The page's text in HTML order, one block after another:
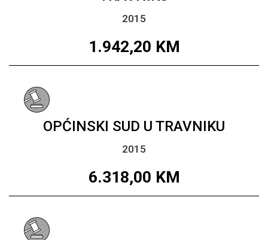
2015
1.942,20 KM
OPĆINSKI SUD U TRAVNIKU
2015
6.318,00 KM